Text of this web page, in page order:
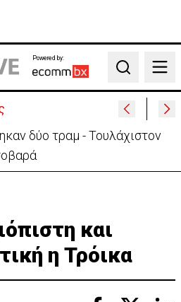
Powered by:
Search
δύο τραμ - Τουλάχιστον
και
η Τρόικα